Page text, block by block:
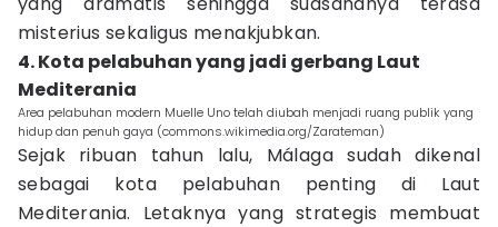
misterius sekaligus menakjubkan.
4. Kota pelabuhan yang jadi gerbang Laut
Mediterania
Area pelabuhan modern Muelle Uno telah diubah menjadi ruang publik yang
hidup dan penuh gaya (commons.wikimedia.org/Zarateman)
Sejak ribuan tahun lalu, Málaga sudah dikenal
sebagai kota pelabuhan penting di Laut
Mediterania. Letaknya yang strategis membuat